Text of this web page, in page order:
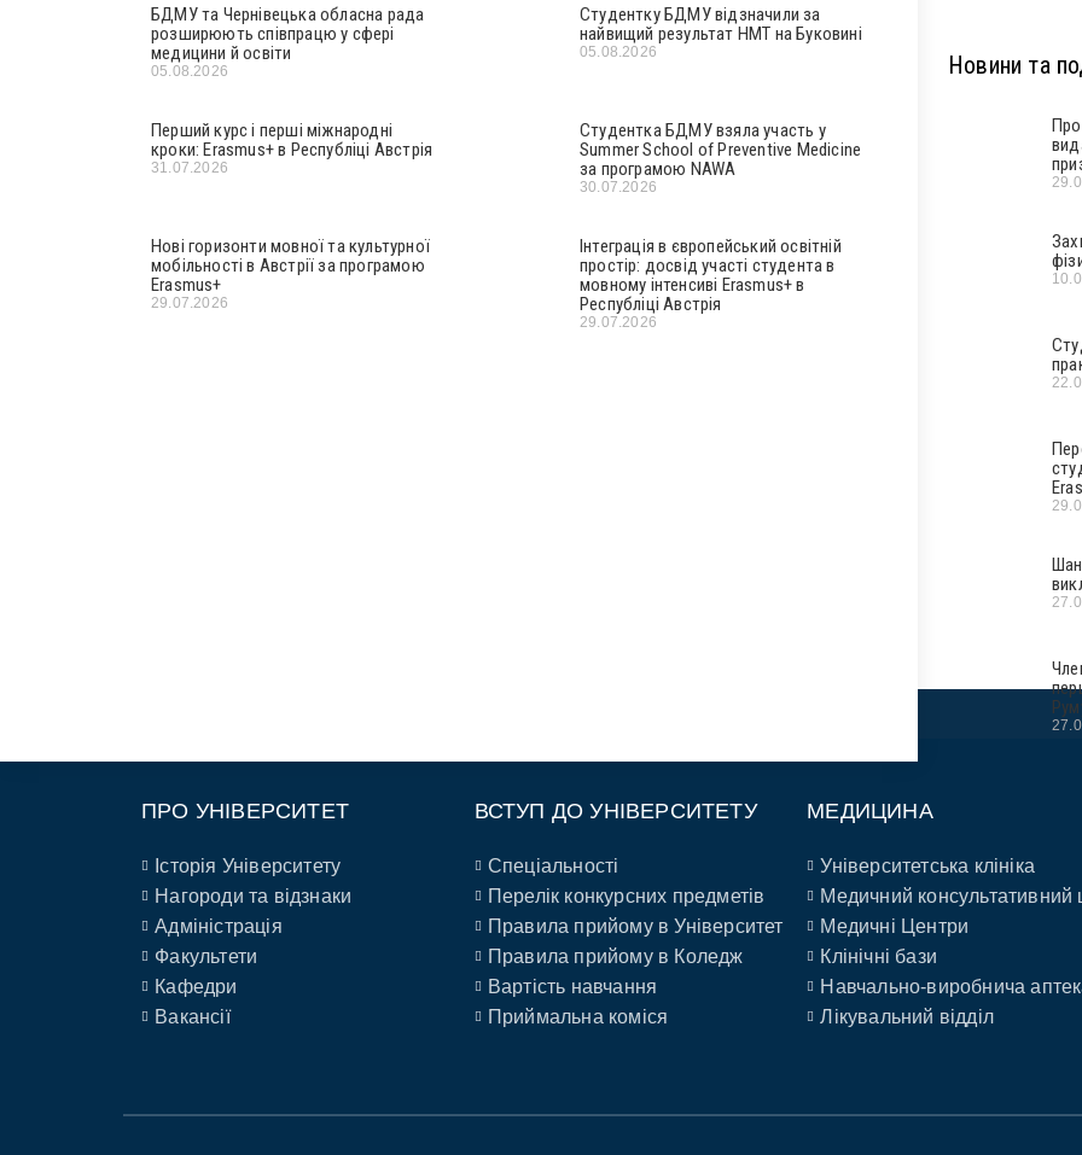
БДМУ та Чернівецька обласна рада
розширюють співпрацю у сфері
медицини й освіти
05.08.2026
Студентку БДМУ відзначили за
найвищий результат НМТ на Буковині
05.08.2026
Перший курс і перші міжнародні
кроки: Erasmus+ в Республіці Австрія
31.07.2026
Студентка БДМУ взяла участь у
Summer School of Preventive Medicine
за програмою NAWA
30.07.2026
Нові горизонти мовної та культурної
мобільності в Австрії за програмою
Erasmus+
29.07.2026
Інтеграція в європейський освітній
простір: досвід участі студента в
мовному інтенсиві Erasmus+ в
Республіці Австрія
29.07.2026
Новини та
ПРО УНІВЕРСИТЕТ
Історія Університету
Нагороди та відзнаки
Адміністрація
Факультети
Кафедри
Вакансії
ВСТУП ДО УНІВЕРСИТЕТУ
Спеціальності
Перелік конкурсних предметів
Правила прийому в Університет
Правила прийому в Коледж
Вартість навчання
Приймальна коміся
МЕДИЦИНА
Університетська клініка
Медичний консультативний
Медичні Центри
Клінічні бази
Навчально-виробнича
Лікувальний відділ